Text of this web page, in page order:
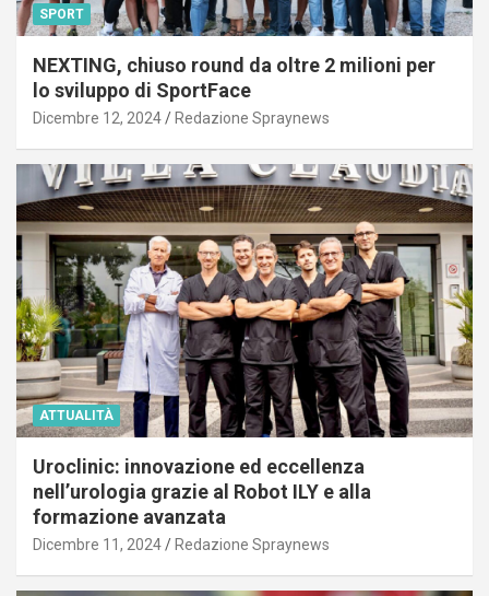
SPORT
NEXTING, chiuso round da oltre 2 milioni per
lo sviluppo di SportFace
Dicembre 12, 2024 Redazione Spraynews
ATTUALITÀ
Uroclinic: innovazione ed eccellenza
nell’urologia grazie al Robot ILY e alla
formazione avanzata
Dicembre 11, 2024 Redazione Spraynews